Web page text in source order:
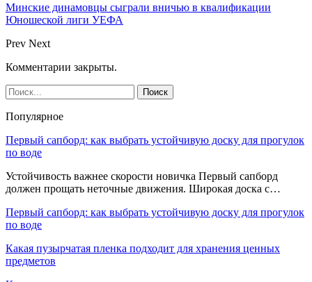
Минские динамовцы сыграли вничью в квалификации
Юношеской лиги УЕФА
Prev Next
Комментарии закрыты.
Популярное
Первый сапборд: как выбрать устойчивую доску для прогулок
по воде
Устойчивость важнее скорости новичка Первый сапборд
должен прощать неточные движения. Широкая доска с…
Первый сапборд: как выбрать устойчивую доску для прогулок
по воде
Какая пузырчатая пленка подходит для хранения ценных
предметов